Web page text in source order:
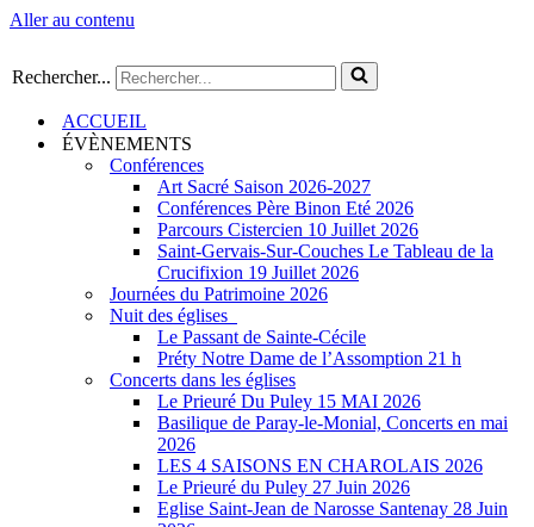
Aller au contenu
Rechercher...
ACCUEIL
ÉVÈNEMENTS
Conférences
Art Sacré Saison 2026-2027
Conférences Père Binon Eté 2026
Parcours Cistercien 10 Juillet 2026
Saint-Gervais-Sur-Couches Le Tableau de la
Crucifixion 19 Juillet 2026
Journées du Patrimoine 2026
Nuit des églises
Le Passant de Sainte-Cécile
Préty Notre Dame de l’Assomption 21 h
Concerts dans les églises
Le Prieuré Du Puley 15 MAI 2026
Basilique de Paray-le-Monial, Concerts en mai
2026
LES 4 SAISONS EN CHAROLAIS 2026
Le Prieuré du Puley 27 Juin 2026
Eglise Saint-Jean de Narosse Santenay 28 Juin